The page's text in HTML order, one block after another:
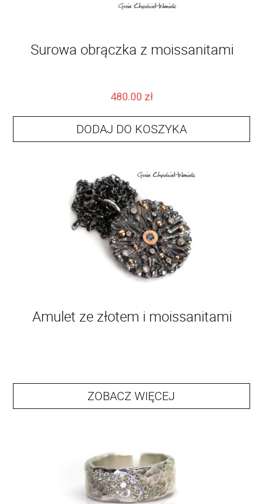
Surowa obrączka z moissanitami
480.00 zł
DODAJ DO KOSZYKA
Amulet ze złotem i moissanitami
ZOBACZ WIĘCEJ